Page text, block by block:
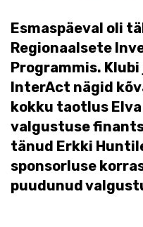
Esmaspäeval oli
Regionaalsete
Programmis.
InterAct nägid
kokku taotlus
valgustuse
tänud Erkki
sponsorluse
puudunud